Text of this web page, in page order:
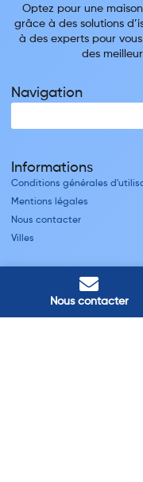
Nous contacter
Optez pour une
grâce à des solutions
à des experts pour
des
Navigation
Informations
Conditions générales
Mentions légales
Nous contacter
Villes
Nos adresses
Louviers